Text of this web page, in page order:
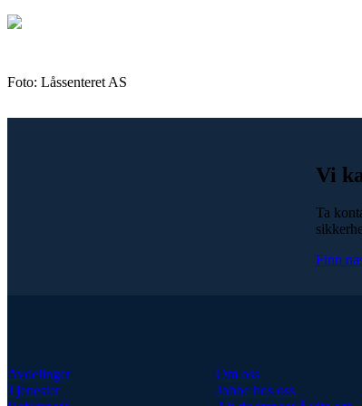
Foto: Låssenteret AS
Vi
Ta
Finn
Avdelinger
Tjenester
Om oss
Jobbe hos oss